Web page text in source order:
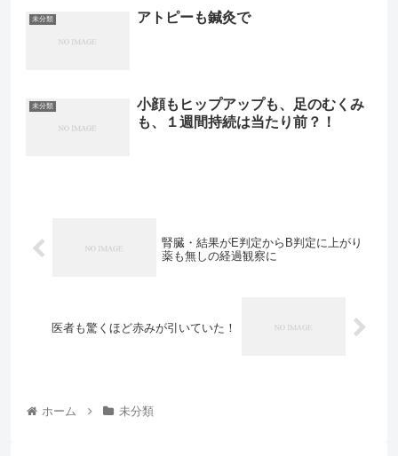
未分類 アトピーも鍼灸で
未分類
小顔もヒップアップも、足のむくみ
も、１週間持続は当たり前？！
腎臓・結果がE判定からB判定に上がり
薬も無しの経過観察に
医者も驚くほど赤みが引いていた！
ホーム 未分類